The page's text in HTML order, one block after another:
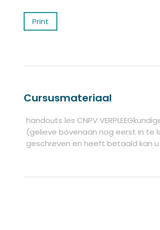
Print
Cursusmateriaal
handouts les CNPV
(gelieve bovenaan nog eerst in te
geschreven en heeft betaald kan